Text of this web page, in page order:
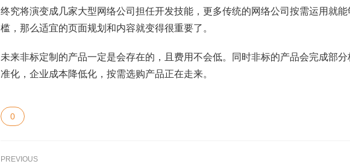
终究将演变成几家大型网络公司担任开发技能，更多传统的网络公司按需运用就
槛，那么适宜的页面规划和内容就变得很重要了。
未来非标定制的产品一定是会存在的，且费用不会低。同时非标的产品会完成部
准化，企业成本降低化，按需选购产品正在走来。
0
PREVIOUS